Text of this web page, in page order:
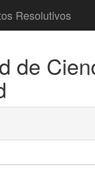
Resolutivos
de